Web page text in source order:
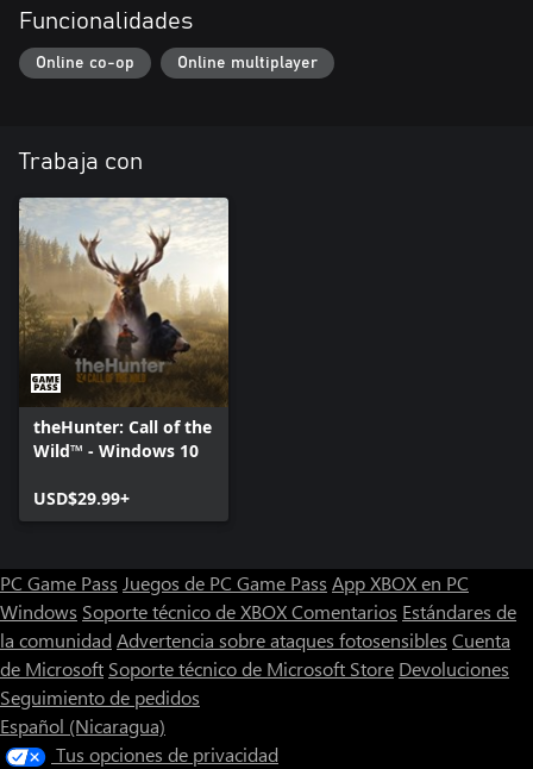
Funcionalidades
Online co-op Online multiplayer
Trabaja con
theHunter: Call of the
Wild™ - Windows 10
USD$29.99+
PC Game Pass Juegos de PC Game Pass App XBOX en PC
Windows Soporte técnico de XBOXComentarios Estándares de
la comunidad Advertencia sobre ataques fotosensibles Cuenta
de Microsoft Soporte técnico de Microsoft Store Devoluciones
Seguimiento de pedidos
Español (Nicaragua)
Tus opciones de privacidad